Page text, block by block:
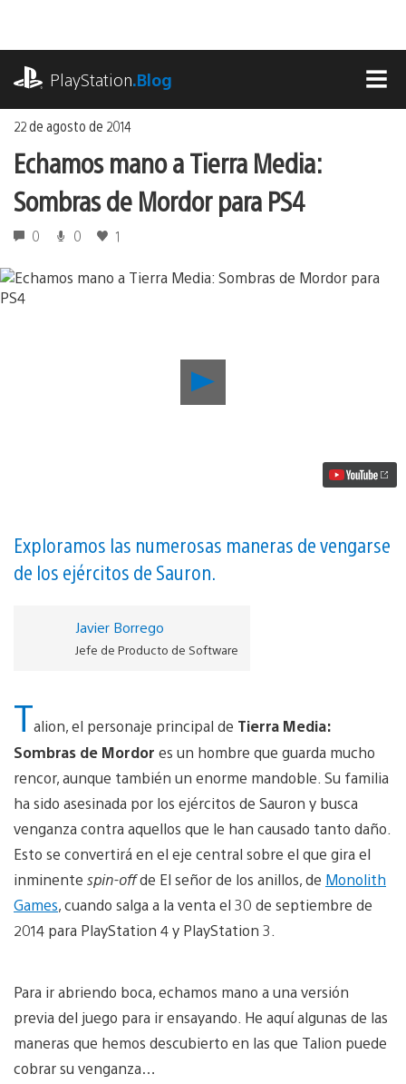
contenido
PlayStation.Blog
22 de agosto de 2014
Echamos mano a Tierra Media:
Sombras de Mordor para PS4
0 0 1
mano
PS4
vídeo
Exploramos las numerosas maneras de vengarse
de los ejércitos de Sauron.
Javier Borrego
Jefe de Producto de Software
Talion, el personaje principal de Tierra Media:
Sombras de Mordor es un hombre que guarda mucho
rencor, aunque también un enorme mandoble. Su familia
ha sido asesinada por los ejércitos de Sauron y busca
venganza contra aquellos que le han causado tanto daño.
Esto se convertirá en el eje central sobre el que gira el
inminente spin-offde El señor de los anillos, de Monolith
Games, cuando salga a la venta el 30 de septiembre de
2014 para PlayStation 4 y PlayStation 3.
Para ir abriendo boca, echamos mano a una versión
previa del juego para ir ensayando. He aquí algunas de las
maneras que hemos descubierto en las que Talion puede
cobrar su venganza…